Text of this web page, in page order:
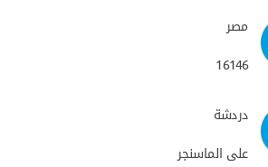
مصر
16146
دردشة
على الماسنجر